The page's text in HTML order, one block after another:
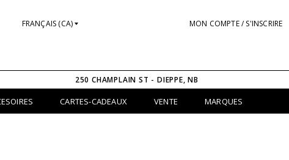
FRANÇAIS (CA) MON COMPTE / S'INSCRIRE
250 CHAMPLAIN ST - DIEPPE, NB
CARTES-CADEAUX VENTE MARQUES